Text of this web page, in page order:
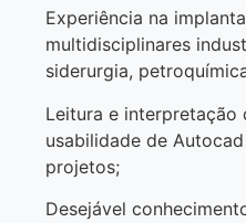
Experiência na
multidisciplinares
siderurgia,
Leitura e interpretação
usabilidade de
projetos;
Desejável